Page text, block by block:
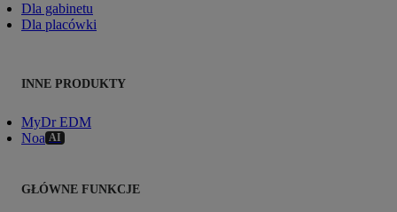
Dla gabinetu
Dla placówki
INNE PRODUKTY
MyDr EDM
Noa AI
GŁÓWNE FUNKCJE